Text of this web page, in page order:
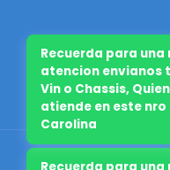
Recuerda para una
atencion envianos
Vin o Chassis,
atiende en este
Carolina